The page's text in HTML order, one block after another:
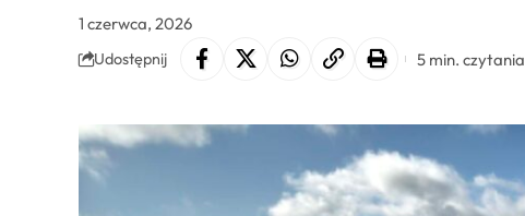
1 czerwca, 2026
Udostępnij 5 min. czytania